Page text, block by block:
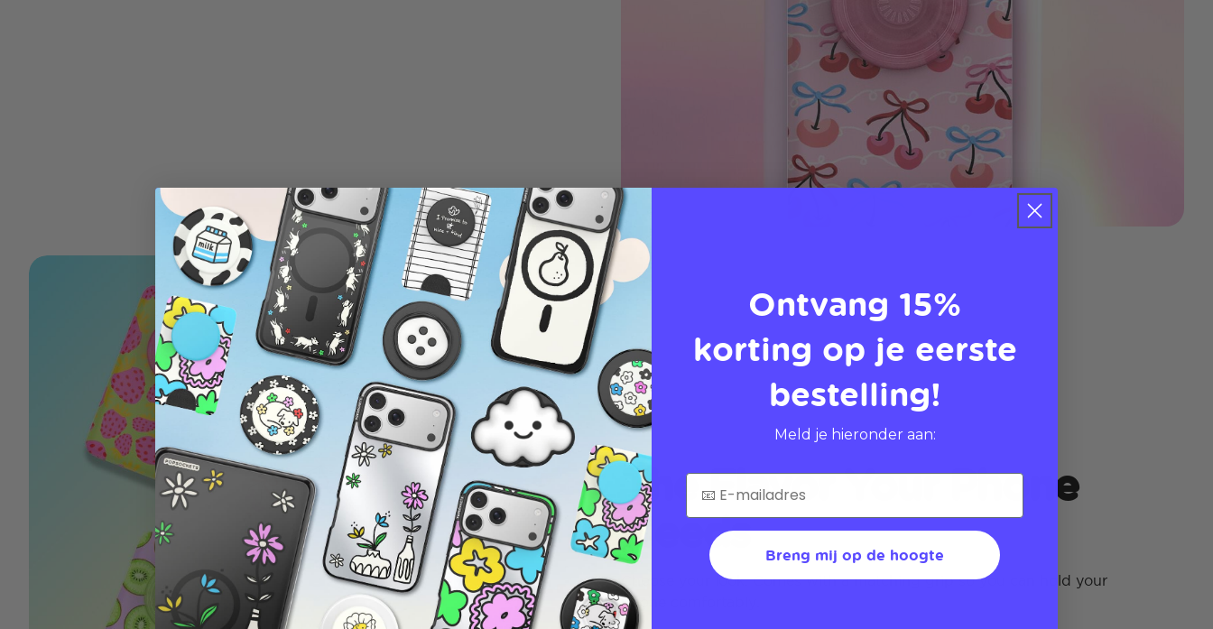
The Flavor Your Phone
Needs
Choose your look. Comes with a matching grip so you can hold your
phone comfortably.
Ontvang 15%
korting op je eerste
bestelling!
Meld je hieronder aan:
Breng mij op de hoogte